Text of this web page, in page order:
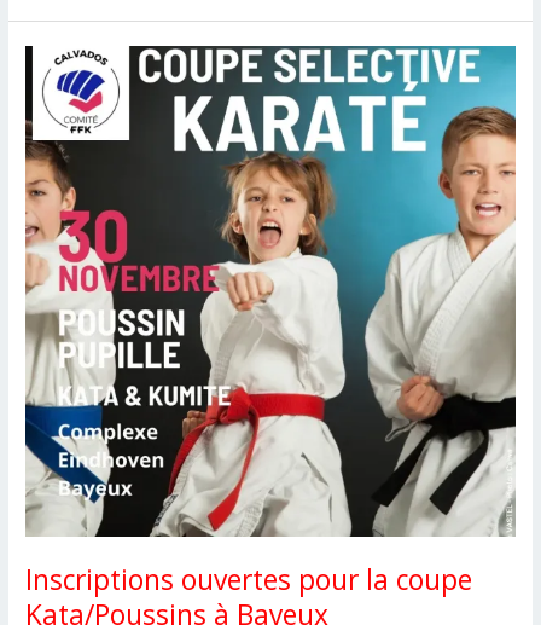
Chouraqui
Inscriptions ouvertes pour la coupe
Kata/Poussins à Bayeux